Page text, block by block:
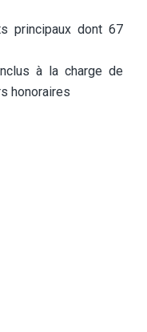
principaux dont 67
à la charge de
honoraires